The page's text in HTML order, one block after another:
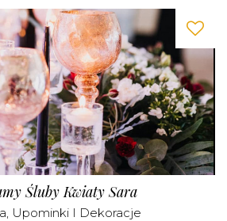
Śluby Kwiaty Sara
, Upominki I Dekoracje